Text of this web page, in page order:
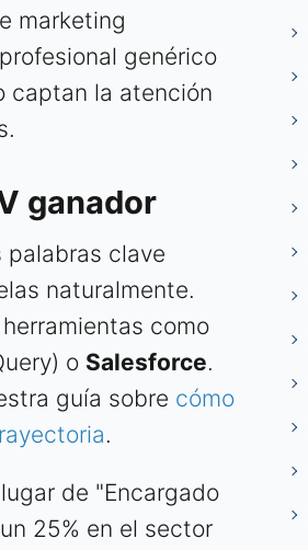
marketing
genérico
captan la atención
ganador
palabras clave
naturalmente.
como
o Salesforce.
guía sobre cómo
.
lugar de "Encargado
25% en el sector